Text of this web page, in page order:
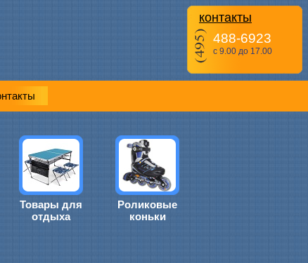
контакты
488-6923
с 9.00 до 17.00
Товары для
отдыха
Роликовые
коньки